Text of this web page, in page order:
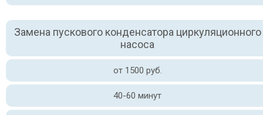
Замена пускового конденсатора циркуляционного
насоса
от 1500 руб.
40-60 минут